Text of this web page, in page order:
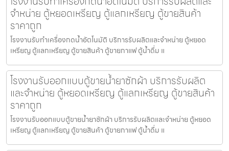
จำหน่าย ตู้หยอดเหรียญ ตู้แลกเหรียญ ตู้ขายสินค้า
ราคาถูก
โรงงานรับทำเครื่องกดน้ำอัตโนมัติ บริการรับผลิตและจำหน่าย ตู้หยอด
เหรียญ ตู้แลกเหรียญ ตู้ขายสินค้า ตู้ขายกาแฟ ตู้น้ำดื่ม แ
โรงงานรับออกแบบตู้ขายน้ำยาซักผ้า บริการรับผลิต
และจำหน่าย ตู้หยอดเหรียญ ตู้แลกเหรียญ ตู้ขายสินค้า
ราคาถูก
โรงงานรับออกแบบตู้ขายน้ำยาซักผ้า บริการรับผลิตและจำหน่าย ตู้หยอด
เหรียญ ตู้แลกเหรียญ ตู้ขายสินค้า ตู้ขายกาแฟ ตู้น้ำดื่ม แ